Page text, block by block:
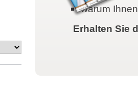
warum
Erhalten Sie